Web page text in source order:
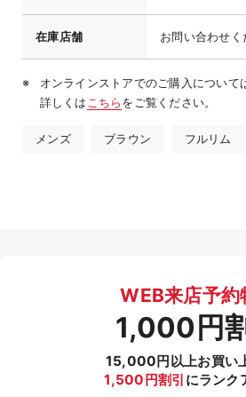
在庫店舗 お問い合わせく
オンラインストアでのご購入について
詳しくは こちらをご覧ください。
メンズ ブラウン フルリム
WEB来店予約
1,000円
15,000円以上お買い
1,500円割引 にランク